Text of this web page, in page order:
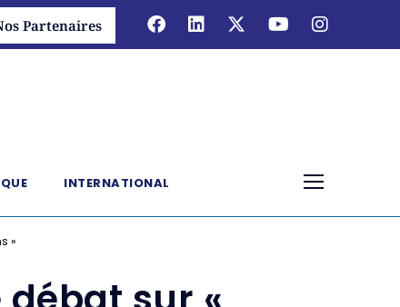
Partenaires
INTERNATIONAL
»